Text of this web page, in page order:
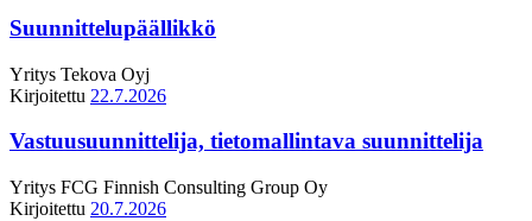
Suunnittelupäällikkö
Yritys Tekova Oyj
Kirjoitettu 22.7.2026
Vastuusuunnittelija, tietomallintava suunnittelija
Yritys FCG Finnish Consulting Group Oy
Kirjoitettu 20.7.2026